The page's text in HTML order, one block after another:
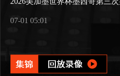
07-01 05:01